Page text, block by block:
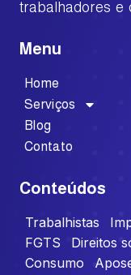
trabalhadores e
Menu
Home
Serviços
Blog
Contato
Conteúdos
Trabalhistas
FGTS
Direitos
Consumo